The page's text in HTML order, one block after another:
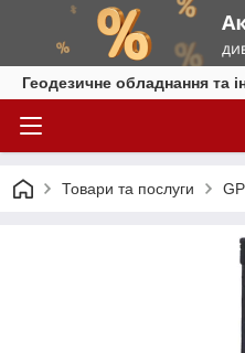
Геодезичне обладнання та
Товари та послуги